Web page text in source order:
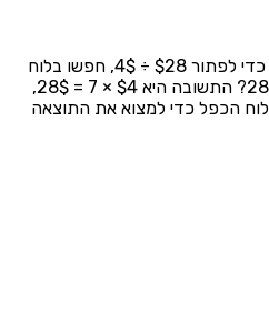
חילוק הוא פעולה הפוכה לכפל. כדי לפתור $28 ÷ 4$, חפשו בלוח
הכפל: איזה מספר כפול 4 נותן 28? התשובה היא $4 × 7 = 28$,
השתמשו בלוח הכפל כדי למצוא את התוצאה